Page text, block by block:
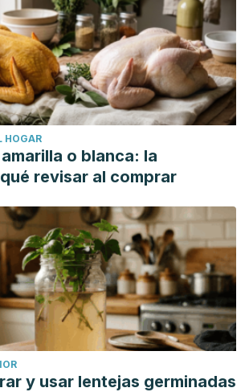
HOGAR
o blanca: la
revisar al comprar
y usar lentejas germinadas